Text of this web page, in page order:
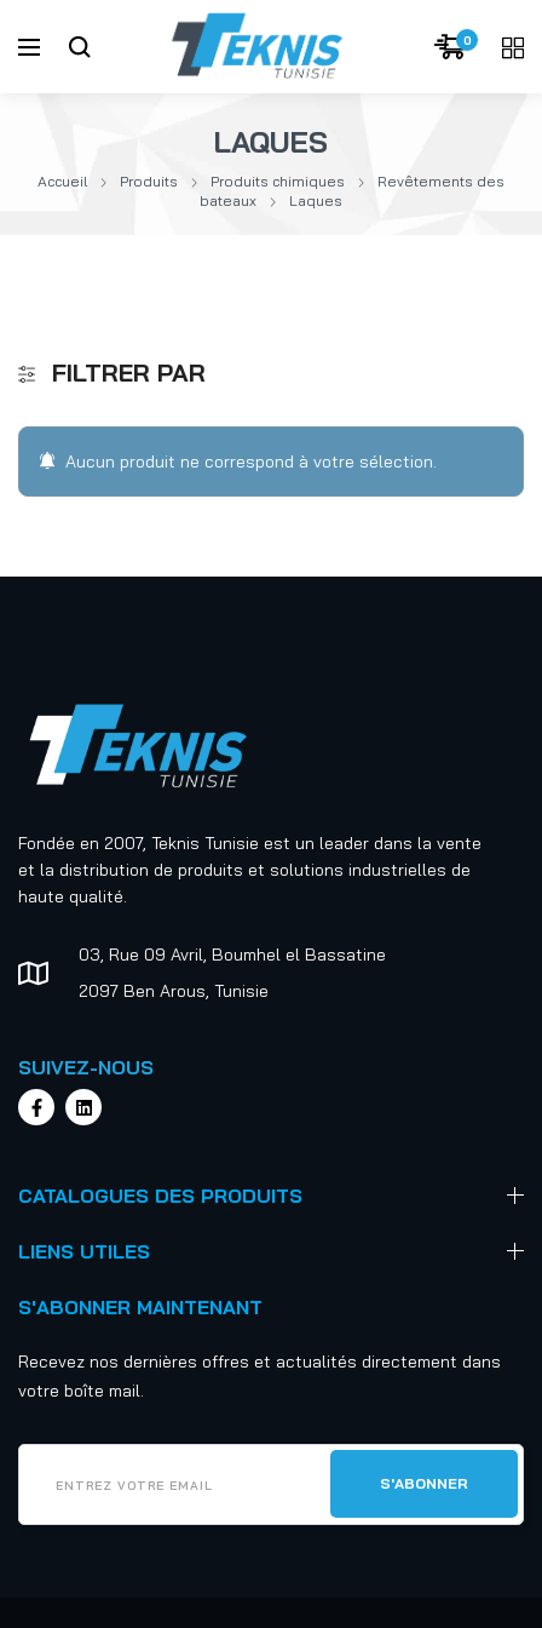
0
LAQUES
Accueil Produits Produits chimiques
Revêtements des
bateaux
Laques
FILTRER PAR
Aucun produit ne correspond à votre sélection.
Fondée en 2007, Teknis Tunisie est un leader dans la vente
et la distribution de produits et solutions industrielles de
haute qualité.
03, Rue 09 Avril, Boumhel el Bassatine
2097 Ben Arous, Tunisie
SUIVEZ-NOUS
CATALOGUES DES PRODUITS
LIENS UTILES
S'ABONNER MAINTENANT
Recevez nos dernières offres et actualités directement dans
votre boîte mail.